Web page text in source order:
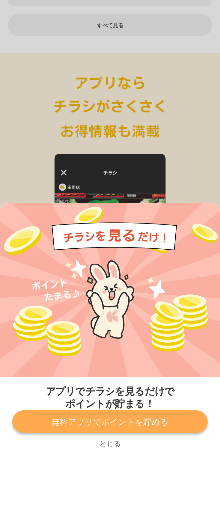
アプリでチラシを見るだけで
ポイントが貯まる！
無料アプリでポイントを貯める
とじる
すべて見る
プライバシーポリシー 利用規約
運営会社
サービスに関してのお問い合わせ